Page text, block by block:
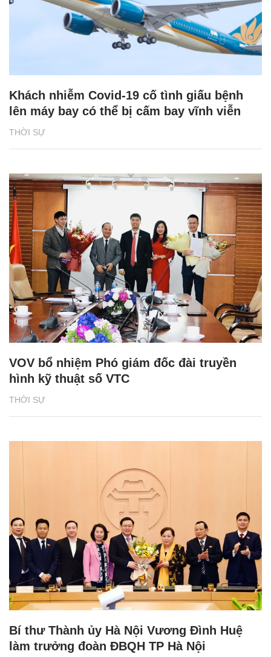
THỜI SỰ
Khách nhiễm Covid-19 cố tình giấu bệnh
lên máy bay có thể bị cấm bay vĩnh viễn
THỜI SỰ
VOV bổ nhiệm Phó giám đốc đài truyền
hình kỹ thuật số VTC
Bí thư Thành ủy Hà Nội Vương Đình Huệ
làm trưởng đoàn ĐBQH TP Hà Nội